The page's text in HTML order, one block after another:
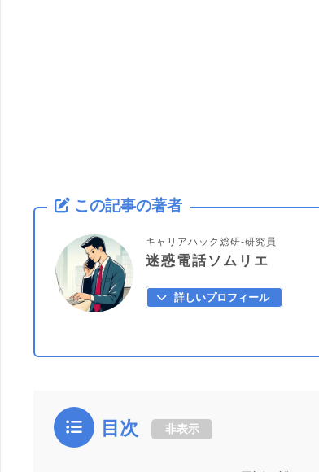
この記事の著者
キャリアハック総研-研究員
迷惑電話ソムリエ
詳しいプロフィール
目次 非表示